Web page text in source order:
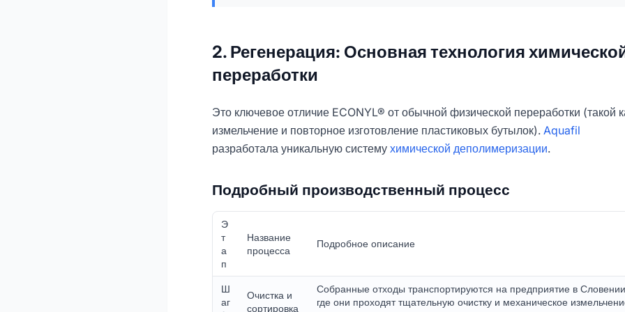
2. Регенерация: Основная технология
переработки
Это ключевое отличие ECONYL® от обычной физической переработки (такой
измельчение и повторное изготовление пластиковых бутылок). Aquafil
разработала уникальную систему химической деполимеризации.
Подробный производственный процесс
Э
т
а
п
Название
процесса
Подробное описание
Ш
аг
Очистка и
сортировка
Собранные отходы транспортируются на предприятие в
где они проходят тщательную очистку и механическое